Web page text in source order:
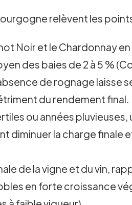
relèvent les
Noir et le Chardonnay
des baies de 2 à 5 %
de rognage
du rendement final.
ou années
diminuer la charge finale
de la vigne et du vin,
en forte croissance